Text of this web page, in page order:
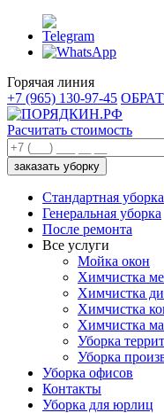
Горячая линия
+7 (965) 130-97-45
Расчитать стоимость
заказать уборку
Стандартная уборка
Генеральная уборка
После ремонта
Все услуги
Мойка окон
Химчистка
Химчистка
Химчистка
Химчистка
Уборка
Уборка
Уборка офисов
Контакты
Уборка для юрлиц